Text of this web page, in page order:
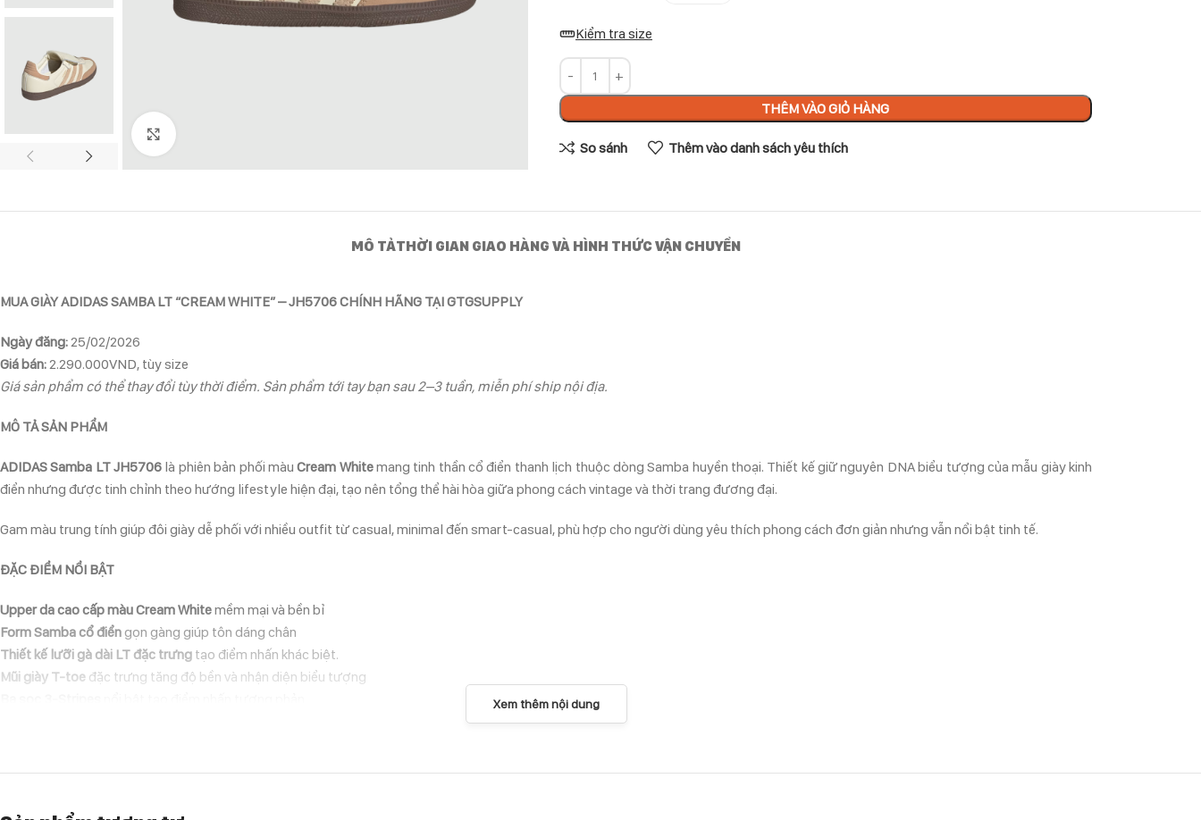
Kiểm tra size
THÊM VÀO GIỎ HÀNG
So sánh Thêm vào danh sách yêu thích
MÔ TẢTHỜI GIAN GIAO HÀNG VÀ HÌNH THỨC VẬN CHUYỂN
MUA GIÀY ADIDAS SAMBA LT “CREAM WHITE” – JH5706 CHÍNH HÃNG TẠI GTGSUPPLY
Ngày đăng: 25/02/2026
Giá bán: 2.290.000VND, tùy size
Giá sản phẩm có thể thay đổi tùy thời điểm. Sản phẩm tới tay bạn sau 2–3 tuần, miễn phí ship nội địa.
MÔ TẢ SẢN PHẨM
ADIDAS Samba LT JH5706 là phiên bản phối màuCream Whitemang tinh thần cổ điển thanh lịch thuộc dòng Samba huyền thoại. Thiết kế giữ nguyên DNA biểu tượng của mẫu giày kinh
điển nhưng được tinh chỉnh theo hướng lifestyle hiện đại, tạo nên tổng thể hài hòa giữa phong cách vintage và thời trang đương đại.
Gam màu trung tính giúp đôi giày dễ phối với nhiều outfit từ casual, minimal đến smart-casual, phù hợp cho người dùng yêu thích phong cách đơn giản nhưng vẫn nổi bật tinh tế.
ĐẶC ĐIỂM NỔI BẬT
Upper da cao cấp màu Cream Whitemềm mại và bền bỉ
Form Samba cổ điển gọn gàng giúp tôn dáng chân
Thiết kế lưỡi gà dài LT đặc trưng tạo điểm nhấn khác biệt.
Mũi giày T-toe đặc trưng tăng độ bền và nhận diện biểu tượng
Xem thêm nội dung